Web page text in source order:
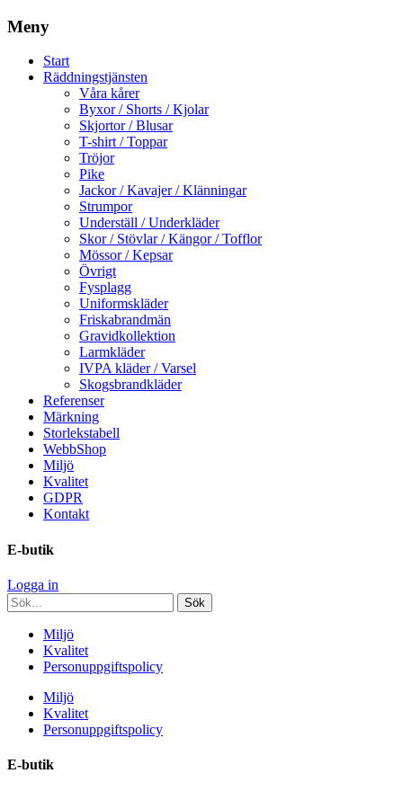
Meny
Start
Räddningstjänsten
Våra kårer
Byxor / Shorts / Kjolar
Skjortor / Blusar
T-shirt / Toppar
Tröjor
Pike
Jackor / Kavajer / Klänningar
Strumpor
Underställ / Underkläder
Skor / Stövlar / Kängor / Tofflor
Mössor / Kepsar
Övrigt
Fysplagg
Uniformskläder
Friskabrandmän
Gravidkollektion
Larmkläder
IVPA kläder / Varsel
Skogsbrandkläder
Referenser
Märkning
Storlekstabell
WebbShop
Miljö
Kvalitet
GDPR
Kontakt
E-butik
Logga in
Miljö
Kvalitet
Personuppgiftspolicy
Miljö
Kvalitet
Personuppgiftspolicy
E-butik